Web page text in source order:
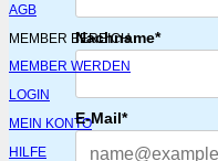
Nachname*
E-Mail*
AGB
MEMBER BEREICH
MEMBER WERDEN
LOGIN
MEIN KONTO
HILFE